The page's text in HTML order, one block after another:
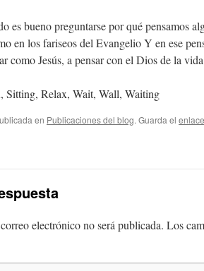
es bueno preguntarse por qué pensamos
en los fariseos del Evangelio Y en ese
como Jesús, a pensar con el Dios de la
en Publicaciones del blog. Guarda el
electrónico no será publicada. Los